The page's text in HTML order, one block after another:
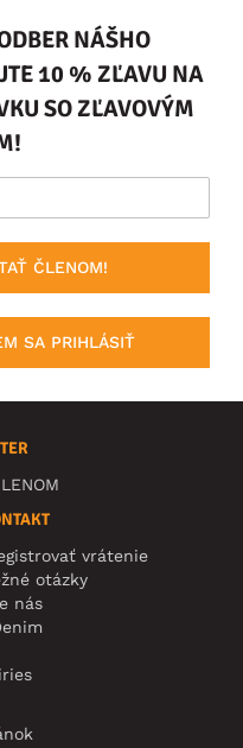
NÁŠHO
10 % ZĽAVU NA
SO ZĽAVOVÝM
ČLENOM!
SA PRIHLÁSIŤ
vrátenie
otázky
nás